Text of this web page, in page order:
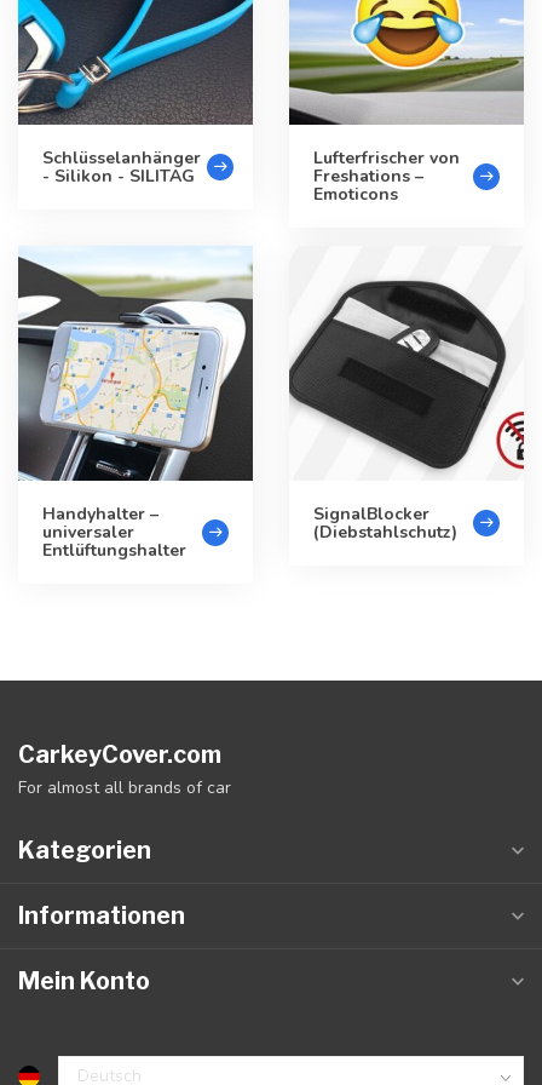
Schlüsselanhänger
- Silikon - SILITAG
Lufterfrischer von
Freshations –
Emoticons
Handyhalter –
universaler
Entlüftungshalter
SignalBlocker
(Diebstahlschutz)
CarkeyCover.com
For almost all brands of car
Kategorien
Informationen
Mein Konto